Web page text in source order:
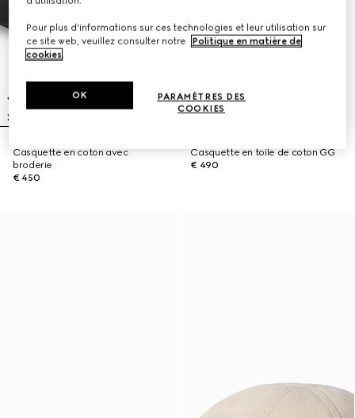
Casquette en coton avec
broderie
€ 450
Casquette en toile de coton GG
€ 490
Pour plus d'informations sur ces technologies et leur utilisation sur
ce site web, veuillez consulter notre
Politique en matière de
cookies.
PARAMÈTRES DES
COOKIES
OK